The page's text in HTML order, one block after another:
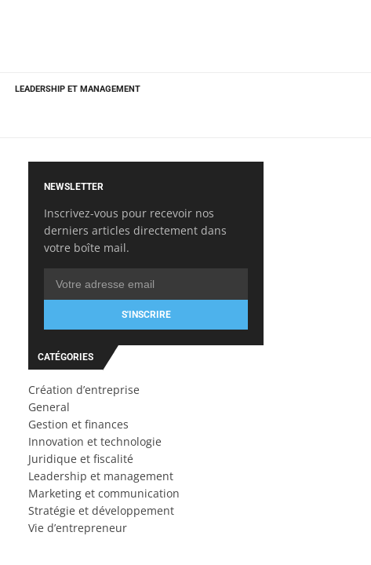
LEADERSHIP ET MANAGEMENT
NEWSLETTER
Inscrivez-vous pour recevoir nos
derniers articles directement dans
votre boîte mail.
S'INSCRIRE
CATÉGORIES
Création d’entreprise
General
Gestion et finances
Innovation et technologie
Juridique et fiscalité
Leadership et management
Marketing et communication
Stratégie et développement
Vie d’entrepreneur